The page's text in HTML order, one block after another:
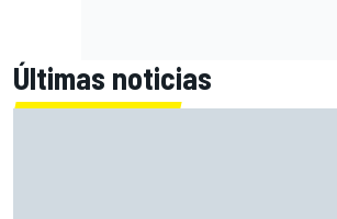
Últimas noticias